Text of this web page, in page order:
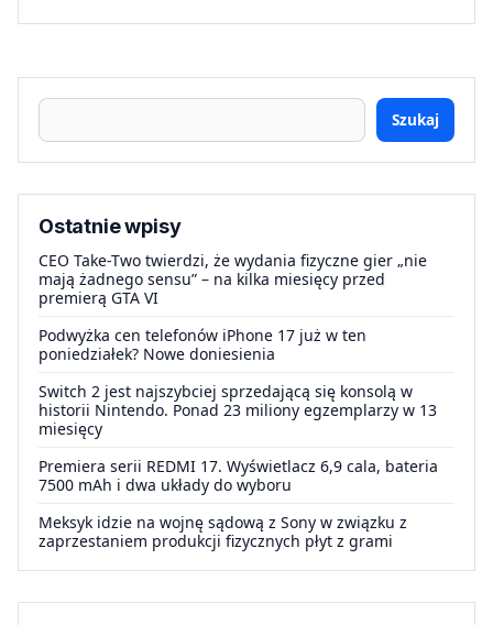
Szukaj
Ostatnie wpisy
CEO Take-Two twierdzi, że wydania fizyczne gier „nie
mają żadnego sensu” – na kilka miesięcy przed
premierą GTA VI
Podwyżka cen telefonów iPhone 17 już w ten
poniedziałek? Nowe doniesienia
Switch 2 jest najszybciej sprzedającą się konsolą w
historii Nintendo. Ponad 23 miliony egzemplarzy w 13
miesięcy
Premiera serii REDMI 17. Wyświetlacz 6,9 cala, bateria
7500 mAh i dwa układy do wyboru
Meksyk idzie na wojnę sądową z Sony w związku z
zaprzestaniem produkcji fizycznych płyt z grami